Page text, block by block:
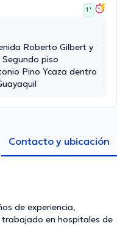
1 '
Roberto Gilbert y
piso
Pino Ycaza dentro
Contacto y ubicación
de experiencia,
trabajado en hospitales de